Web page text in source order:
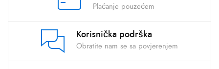
Plaćanje pouzećem
Korisnička podrška
Obratite nam se sa povjerenjem